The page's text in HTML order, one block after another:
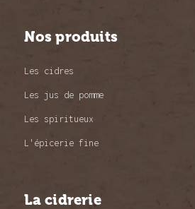
Nos produits
Les cidres
Les jus de pomme
Les spiritueux
L'épicerie fine
La cidrerie